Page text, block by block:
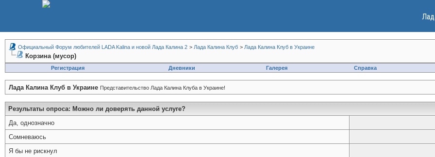
Официальный Форум любителей LADA Kalina и новой Лада Калина 2 > Лада Калина Клуб > Лада Калина Клуб в Украине
Корзина (мусор)
Регистрация Дневники Галерея Справка
Лада Калина Клуб в Украине Представительство Лада Калина Клуба в Украине!
Результаты опроса: Можно ли доверять данной услуге?
Да, однозначно
Сомневаюсь
Я бы не рискнул